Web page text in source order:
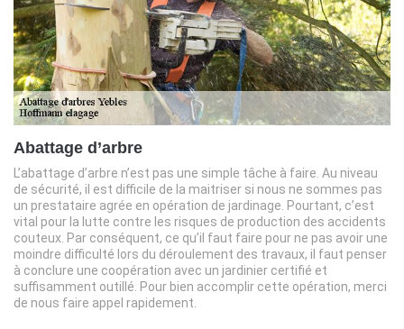
Abattage d’arbre
L’abattage d’arbre n’est pas une simple tâche à faire. Au niveau
de sécurité, il est difficile de la maitriser si nous ne sommes pas
un prestataire agrée en opération de jardinage. Pourtant, c’est
vital pour la lutte contre les risques de production des accidents
couteux. Par conséquent, ce qu’il faut faire pour ne pas avoir une
moindre difficulté lors du déroulement des travaux, il faut penser
à conclure une coopération avec un jardinier certifié et
suffisamment outillé. Pour bien accomplir cette opération, merci
de nous faire appel rapidement.